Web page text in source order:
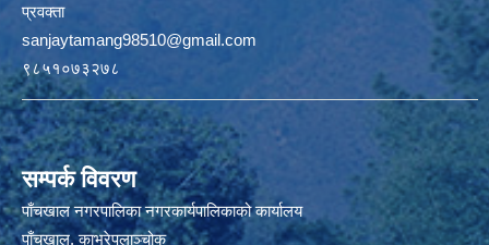
प्रवक्ता
sanjaytamang98510@gmail.com
९८५१०७३२७८
सम्पर्क विवरण
पाँचखाल नगरपालिका नगरकार्यपालिकाको कार्यालय
पाँचखाल, काभ्रेपलाञ्चोक